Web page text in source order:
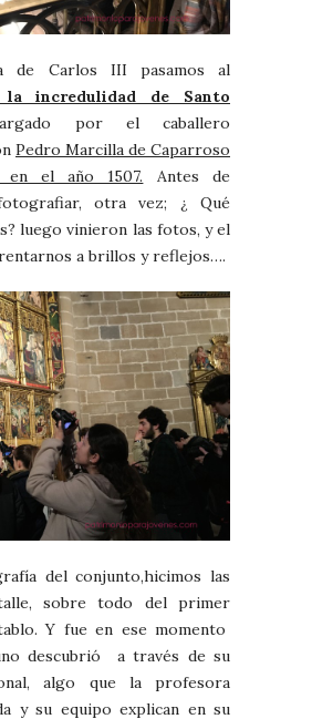
de Carlos III pasamos al
la incredulidad de Santo
por el caballero
Pedro Marcilla de Caparroso
en el año 1507. Antes de
otra vez; ¿ Qué
luego vinieron las fotos, y el
a brillos y reflejos….
del conjunto,hicimos las
sobre todo del primer
Y fue en ese momento
descubrió a través de su
algo que la profesora
y su equipo explican en su